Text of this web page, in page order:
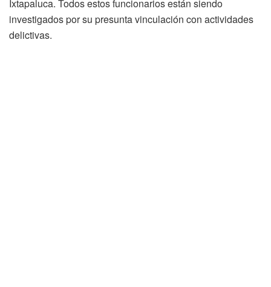
Ixtapaluca. Todos estos funcionarios están siendo
investigados por su presunta vinculación con actividades
delictivas.